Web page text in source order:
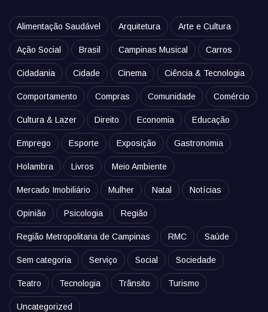
Alimentação Saudável Arquitetura Arte e Cultura
Ação Social Brasil Campinas Musical Carros
Cidadania Cidade Cinema Ciência & Tecnologia
Comportamento Compras Comunidade Comércio
Cultura & Lazer Direito Economia Educação
Emprego Esporte Exposição Gastronomia
Holambra Livros Meio Ambiente
Mercado Imobiliário Mulher Natal Notícias
Opinião Psicologia Região
Região Metropolitana de Campinas RMC Saúde
Sem categoria Serviço Social Sociedade
Teatro Tecnologia Trânsito Turismo
Uncategorized